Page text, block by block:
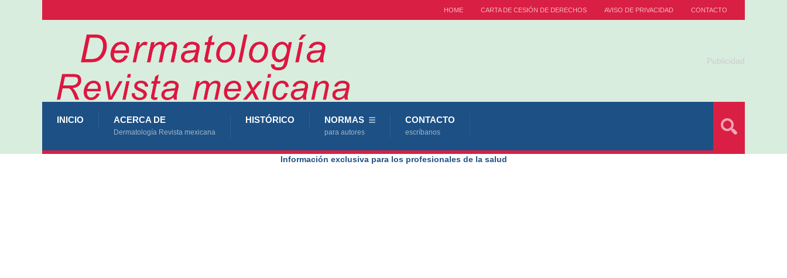
HOME CARTA DE CESIÓN DE DERECHOS AVISO DE PRIVACIDAD CONTACTO
Publicidad
INICIO ACERCA DE
Dermatología Revista mexicana
HISTÓRICO NORMAS
para autores
CONTACTO
escríbanos
Información exclusiva para los profesionales de la salud